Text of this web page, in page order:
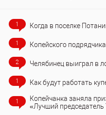
1 Когда в поселке
1 Копейского
2 Челябинец выиграл в
1 Как будут работать
1
Копейчанка заняла
«Лучший